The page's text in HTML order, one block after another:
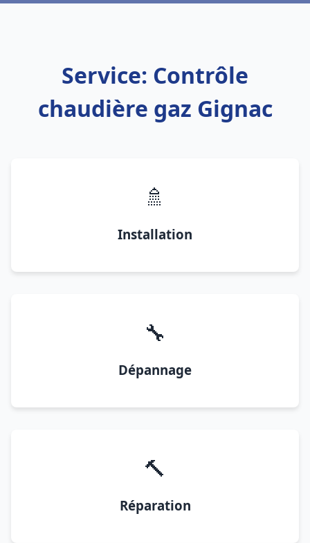
Service: Contrôle
chaudière gaz Gignac
🚿
Installation
🔧
Dépannage
🔨
Réparation